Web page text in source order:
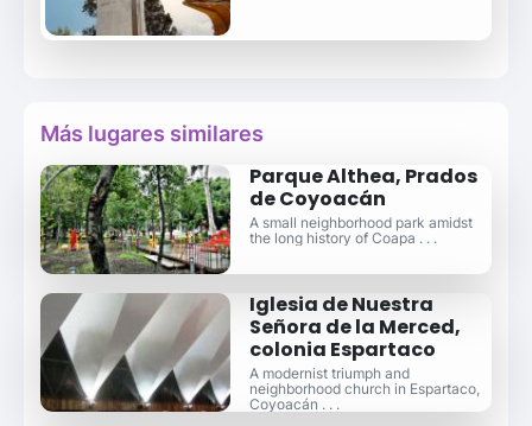
Más lugares similares
Parque Althea, Prados
de Coyoacán
A small neighborhood park amidst
the long history of Coapa . . .
Iglesia de Nuestra
Señora de la Merced,
colonia Espartaco
A modernist triumph and
neighborhood church in Espartaco,
Coyoacán . . .